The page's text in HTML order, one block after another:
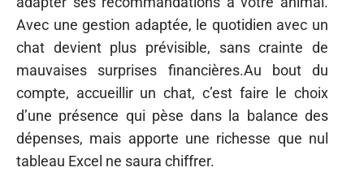
Avec une gestion adaptée, le quotidien avec un
chat devient plus prévisible, sans crainte de
mauvaises surprises financières.Au bout du
compte, accueillir un chat, c’est faire le choix
d’une présence qui pèse dans la balance des
dépenses, mais apporte une richesse que nul
tableau Excel ne saura chiffrer.